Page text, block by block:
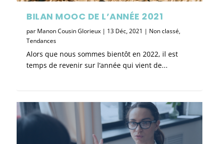
BILAN MOOC DE L’ANNÉE 2021
par Manon Cousin Glorieux | 13 Déc, 2021 | Non classé,
Tendances
Alors que nous sommes bientôt en 2022, il est
temps de revenir sur l’année qui vient de...